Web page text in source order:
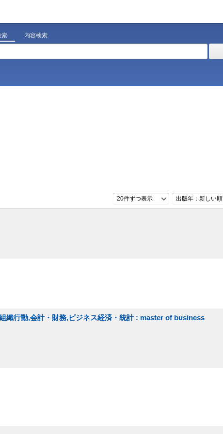
索 内容検索
20件ずつ表示 出版年：新しい順
織行動,会計・財務,ビジネス経済・統計 : master of business